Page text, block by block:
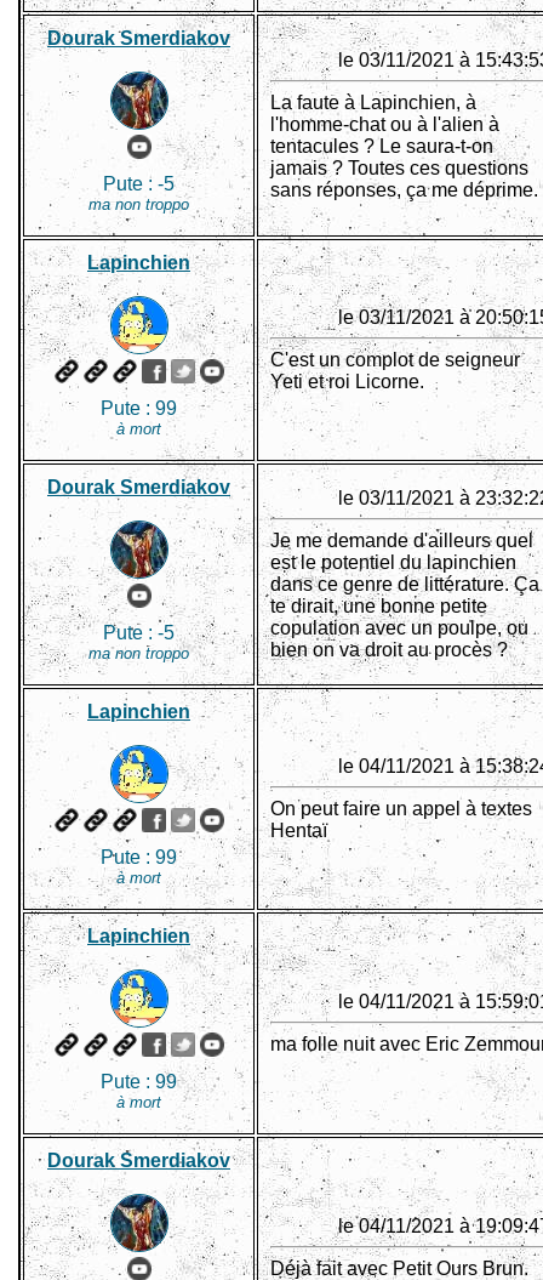
Dourak Smerdiakov
Pute : -5
ma non troppo
le 03/11/2021 à
La faute à Lapinchien, à
l'homme-chat ou à l'alien à
tentacules ? Le saura-t-on
jamais ? Toutes ces questions
sans réponses, ça me déprime.
Lapinchien
Pute : 99
à mort
le 03/11/2021 à
C'est un complot de seigneur
Yeti et roi Licorne.
Dourak Smerdiakov
Pute : -5
ma non troppo
le 03/11/2021 à
Je me demande d'ailleurs quel
est le potentiel du lapinchien
dans ce genre de littérature. Ça
te dirait, une bonne petite
copulation avec un poulpe, ou
bien on va droit au procès ?
Lapinchien
Pute : 99
à mort
le 04/11/2021 à
On peut faire un appel à textes
Hentaï
Lapinchien
Pute : 99
à mort
le 04/11/2021 à
ma folle nuit avec Eric
Dourak Smerdiakov
le 04/11/2021 à
Déjà fait avec Petit Ours Brun.